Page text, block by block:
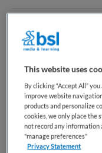
Tandheelkunde
Verpleegkunde (1766)
Zorgmanagement
This website uses
By clicking “Accept All”
improve website
products and personalize
cookies, we only place the
not record any information
"manage preferences"
Privacy Statement